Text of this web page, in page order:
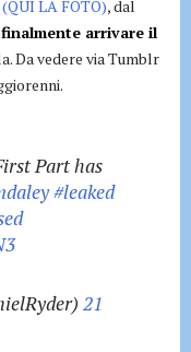
LA FOTO), dal
finalmente arrivare il
Da vedere via Tumblr
Part has
#leaked
21